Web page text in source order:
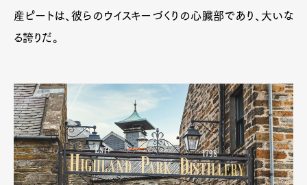
産ピートは、彼らのウイスキーづくりの心臓部であり、大いな
る誇りだ。